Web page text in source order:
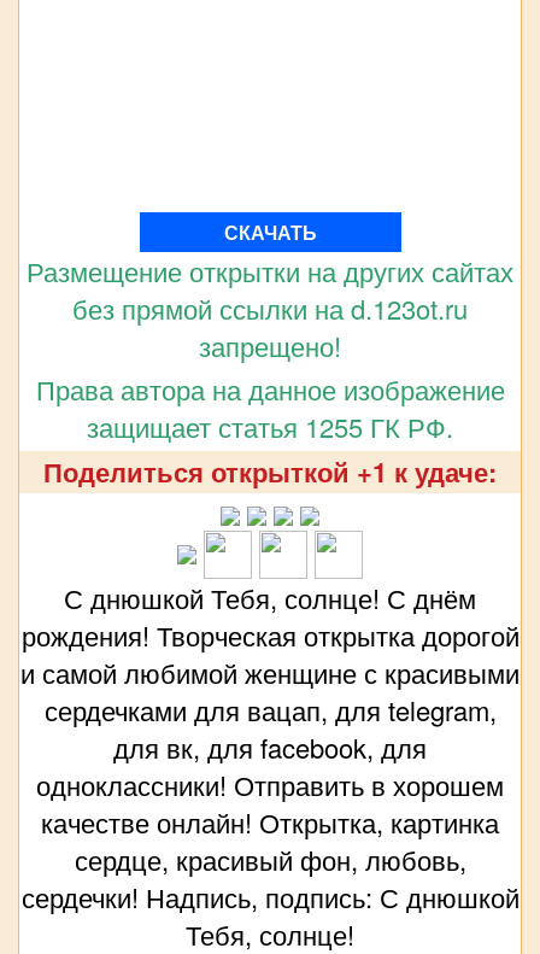
СКАЧАТЬ
Размещение открытки на других сайтах
без прямой ссылки на d.123ot.ru
запрещено!
Права автора на данное изображение
защищает статья 1255 ГК РФ.
Поделиться открыткой +1 к удаче:
С днюшкой Тебя, солнце! С днём
рождения! Творческая открытка дорогой
и самой любимой женщине с красивыми
сердечками для вацап, для telegram,
для вк, для facebook, для
одноклассники! Отправить в хорошем
качестве онлайн! Открытка, картинка
сердце, красивый фон, любовь,
сердечки! Надпись, подпись: С днюшкой
Тебя, солнце!